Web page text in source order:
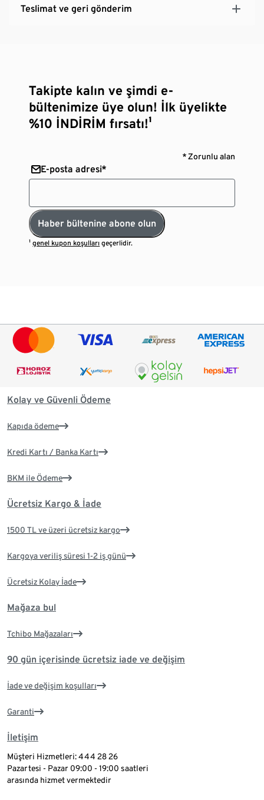
Teslimat ve geri gönderim
Takipte kalın ve şimdi e-
bültenimize üye olun! İlk üyelikte
%10 İNDİRİM fırsatı!¹
* Zorunlu alan
E-posta adresi*
Haber bültenine abone olun
¹genel kupon koşulları geçerlidir.
Kolay ve Güvenli Ödeme
Kapıda ödeme
Kredi Kartı / Banka Kartı
BKM ile Ödeme
Ücretsiz Kargo & İade
1500 TL ve üzeri ücretsiz kargo
Kargoya veriliş süresi 1-2 iş günü
Ücretsiz Kolay İade
Mağaza bul
Tchibo Mağazaları
90 gün içerisinde ücretsiz iade ve değişim
İade ve değişim koşulları
Garanti
İletişim
Müşteri Hizmetleri: 444 28 26
Pazartesi - Pazar 09:00 - 19:00 saatleri
arasında hizmet vermektedir